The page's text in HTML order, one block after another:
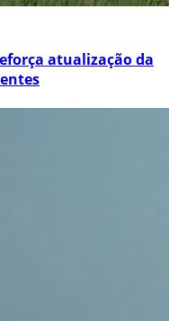
atualização da